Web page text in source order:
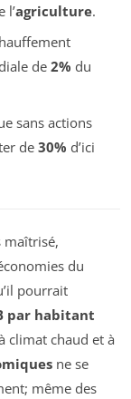
l’agriculture.
de 2% du
sans actions
de 30% d’ici
maîtrisé,
du
pourrait
par habitant
climat chaud et à
ne se
même des